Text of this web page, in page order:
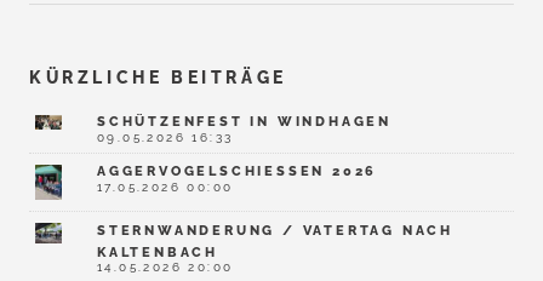
KÜRZLICHE BEITRÄGE
SCHÜTZENFEST IN WINDHAGEN
09.05.2026 16:33
AGGERVOGELSCHIESSEN 2026
17.05.2026 00:00
STERNWANDERUNG / VATERTAG NACH
KALTENBACH
14.05.2026 20:00